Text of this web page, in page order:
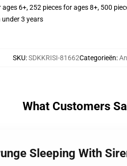
6+, 252 pieces for ages 8+, 500
3 years
SKU:SDKKRISI-81662Categorieën:
What Customers
Sleeping With